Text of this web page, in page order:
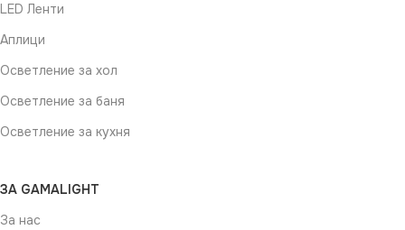
LED Ленти
Аплици
Осветление за хол
Осветление за баня
Осветление за кухня
ЗА GAMALIGHT
За нас